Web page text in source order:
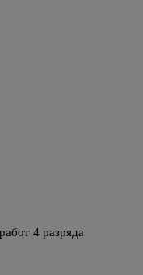
4 разряда